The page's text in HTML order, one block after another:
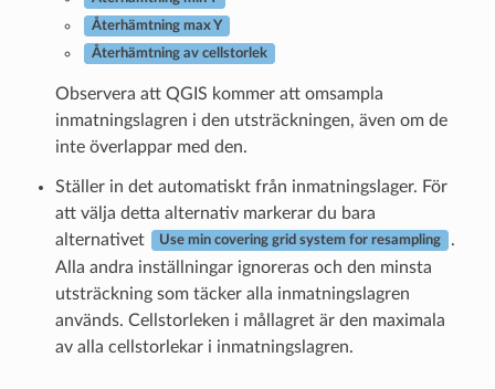
Återhämtning max Y
Återhämtning av cellstorlek
Observera att QGIS kommer att omsampla
inmatningslagren i den utsträckningen, även om de
inte överlappar med den.
Ställer in det automatiskt från inmatningslager. För
att välja detta alternativ markerar du bara
alternativet
Use min covering grid system for resampling
.
Alla andra inställningar ignoreras och den minsta
utsträckning som täcker alla inmatningslagren
används. Cellstorleken i mållagret är den maximala
av alla cellstorlekar i inmatningslagren.